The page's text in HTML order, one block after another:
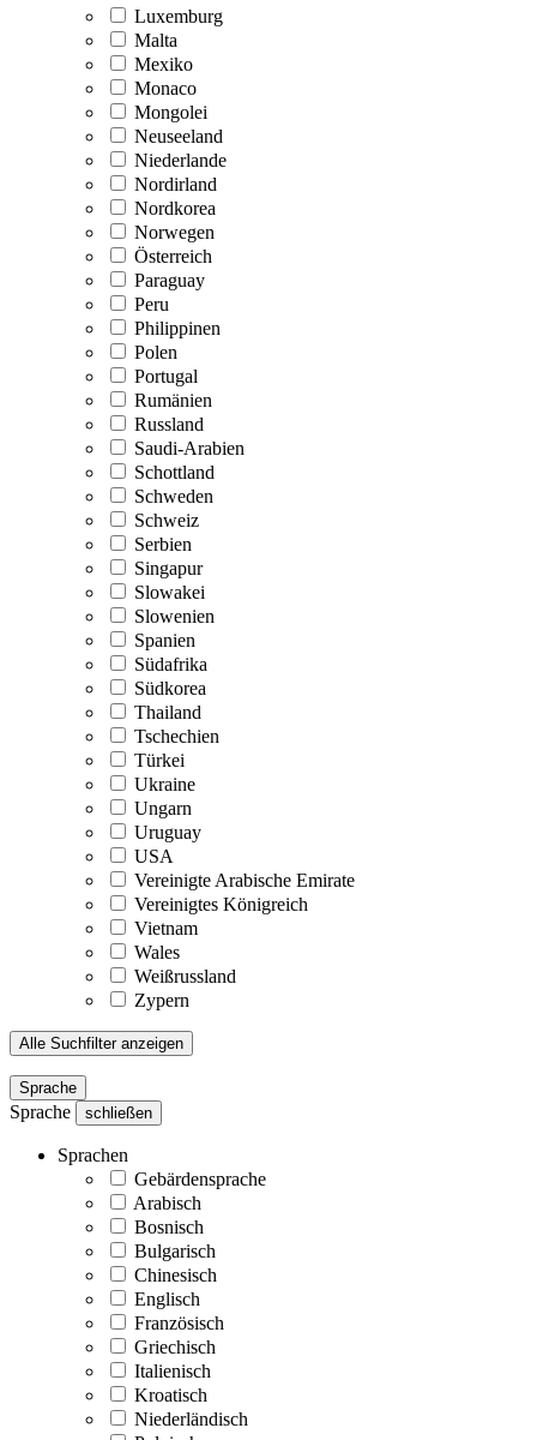
Luxemburg
Malta
Mexiko
Monaco
Mongolei
Neuseeland
Niederlande
Nordirland
Nordkorea
Norwegen
Österreich
Paraguay
Peru
Philippinen
Polen
Portugal
Rumänien
Russland
Saudi-Arabien
Schottland
Schweden
Schweiz
Serbien
Singapur
Slowakei
Slowenien
Spanien
Südafrika
Südkorea
Thailand
Tschechien
Türkei
Ukraine
Ungarn
Uruguay
USA
Vereinigte Arabische Emirate
Vereinigtes Königreich
Vietnam
Wales
Weißrussland
Zypern
Alle Suchfilter anzeigen
Sprache
Sprache schließen
Sprachen
Gebärdensprache
Arabisch
Bosnisch
Bulgarisch
Chinesisch
Englisch
Französisch
Griechisch
Italienisch
Kroatisch
Niederländisch